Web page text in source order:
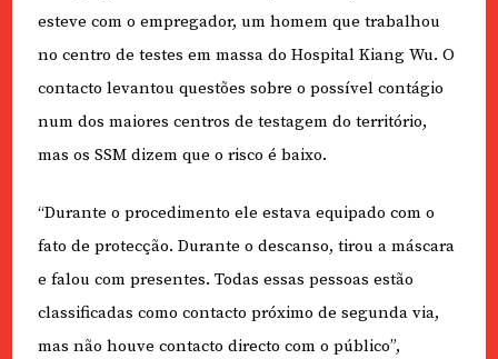
esteve com o empregador, um homem que trabalhou
no centro de testes em massa do Hospital Kiang Wu. O
contacto levantou questões sobre o possível contágio
num dos maiores centros de testagem do território,
mas os SSM dizem que o risco é baixo.
“Durante o procedimento ele estava equipado com o
fato de protecção. Durante o descanso, tirou a máscara
e falou com presentes. Todas essas pessoas estão
classificadas como contacto próximo de segunda via,
mas não houve contacto directo com o público”,